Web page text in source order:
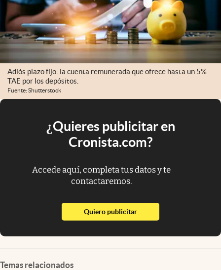
Adiós plazo fijo: la cuenta remunerada que ofrece hasta un 5%
TAE por los depósitos.
Fuente: Shutterstock
¿Quieres publicitar en
Cronista.com?
Accede aquí, completa tus datos y te
contactaremos.
Quiero publicitarabre en nueva pestaña
Temas relacionados